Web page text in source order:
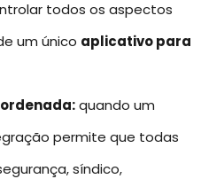
todos os aspectos
um único aplicativo para
quando um
permite que todas
síndico,